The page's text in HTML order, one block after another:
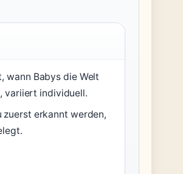
wann Babys die Welt
variiert individuell.
zuerst erkannt werden,